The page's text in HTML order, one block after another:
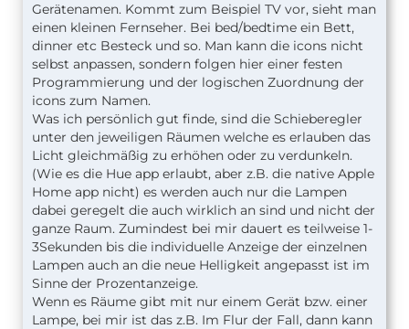
Gerätenamen. Kommt zum Beispiel TV vor, sieht man
einen kleinen Fernseher. Bei bed/bedtime ein Bett,
dinner etc Besteck und so. Man kann die icons nicht
selbst anpassen, sondern folgen hier einer festen
Programmierung und der logischen Zuordnung der
icons zum Namen.
Was ich persönlich gut finde, sind die Schieberegler
unter den jeweiligen Räumen welche es erlauben das
Licht gleichmäßig zu erhöhen oder zu verdunkeln.
(Wie es die Hue app erlaubt, aber z.B. die native Apple
Home app nicht) es werden auch nur die Lampen
dabei geregelt die auch wirklich an sind und nicht der
ganze Raum. Zumindest bei mir dauert es teilweise 1-
3Sekunden bis die individuelle Anzeige der einzelnen
Lampen auch an die neue Helligkeit angepasst ist im
Sinne der Prozentanzeige.
Wenn es Räume gibt mit nur einem Gerät bzw. einer
Lampe, bei mir ist das z.B. Im Flur der Fall, dann kann